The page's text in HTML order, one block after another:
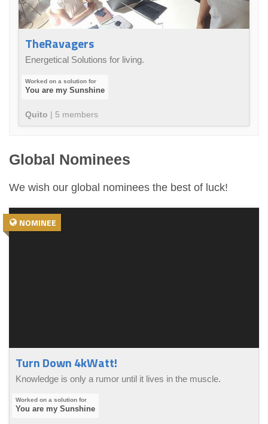
TheRavagers
Energetical Solutions for living.
You are my Sunshine
Quito | 5 members
Global Nominees
We wish our global nominees the best of luck!
NOMINEE
Turn Down 4kWatt!
Knowledge is only a rumor until it lives in the muscle.
You are my Sunshine